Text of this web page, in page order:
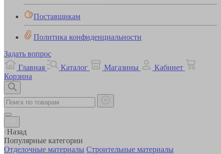
Поставщикам
Политика конфиденциальности
Задать вопрос
Главная
Каталог Магазины
Кабинет
Корзина
Назад
Популярные категории
Отделочные материалы Строительные материалы